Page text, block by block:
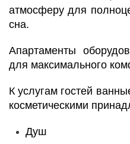
атмосферу для
сна.
Апартаменты
для максимального
К услугам гостей
косметическими
Душ